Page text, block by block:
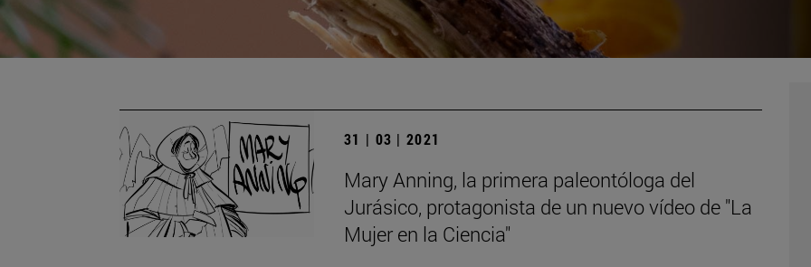
31 | 03 | 2021
Mary Anning, la primera paleontóloga del
Jurásico, protagonista de un nuevo vídeo de "La
Mujer en la Ciencia"